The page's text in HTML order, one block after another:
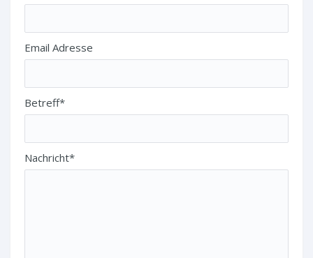
Email Adresse
Betreff*
Nachricht*